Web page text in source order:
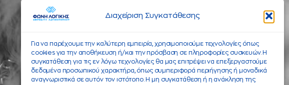
Διαχείριση Συγκατάθεσης
Για να παρέχουμε την καλύτερη εμπειρία, χρησιμοποιούμε τεχνολογίες όπως
cookies για την αποθήκευση ή/και την πρόσβαση σε πληροφορίες συσκευών. Η
συγκατάθεση για τις εν λόγω τεχνολογίες θα μας επιτρέψει να επεξεργαστούμε
δεδομένα προσωπικού χαρακτήρα, όπως συμπεριφορά περιήγησης ή μοναδικά
αναγνωριστικά σε αυτόν τον ιστότοπο. Η μη συγκατάθεση ή η ανάκληση της